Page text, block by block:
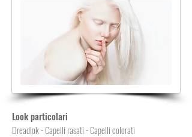
Look particolari
Dreadlok - Capelli rasati - Capelli colorati